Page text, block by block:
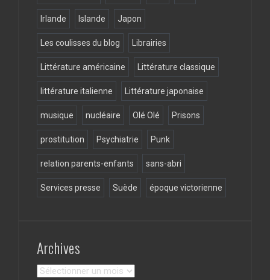
Irlande Islande Japon
Les coulisses du blog Librairies
Littérature américaine Littérature classique
littérature italienne Littérature japonaise
musique nucléaire Olé Olé Prisons
prostitution Psychiatrie Punk
relation parents-enfants sans-abri
Services presse Suède époque victorienne
Archives
Archives